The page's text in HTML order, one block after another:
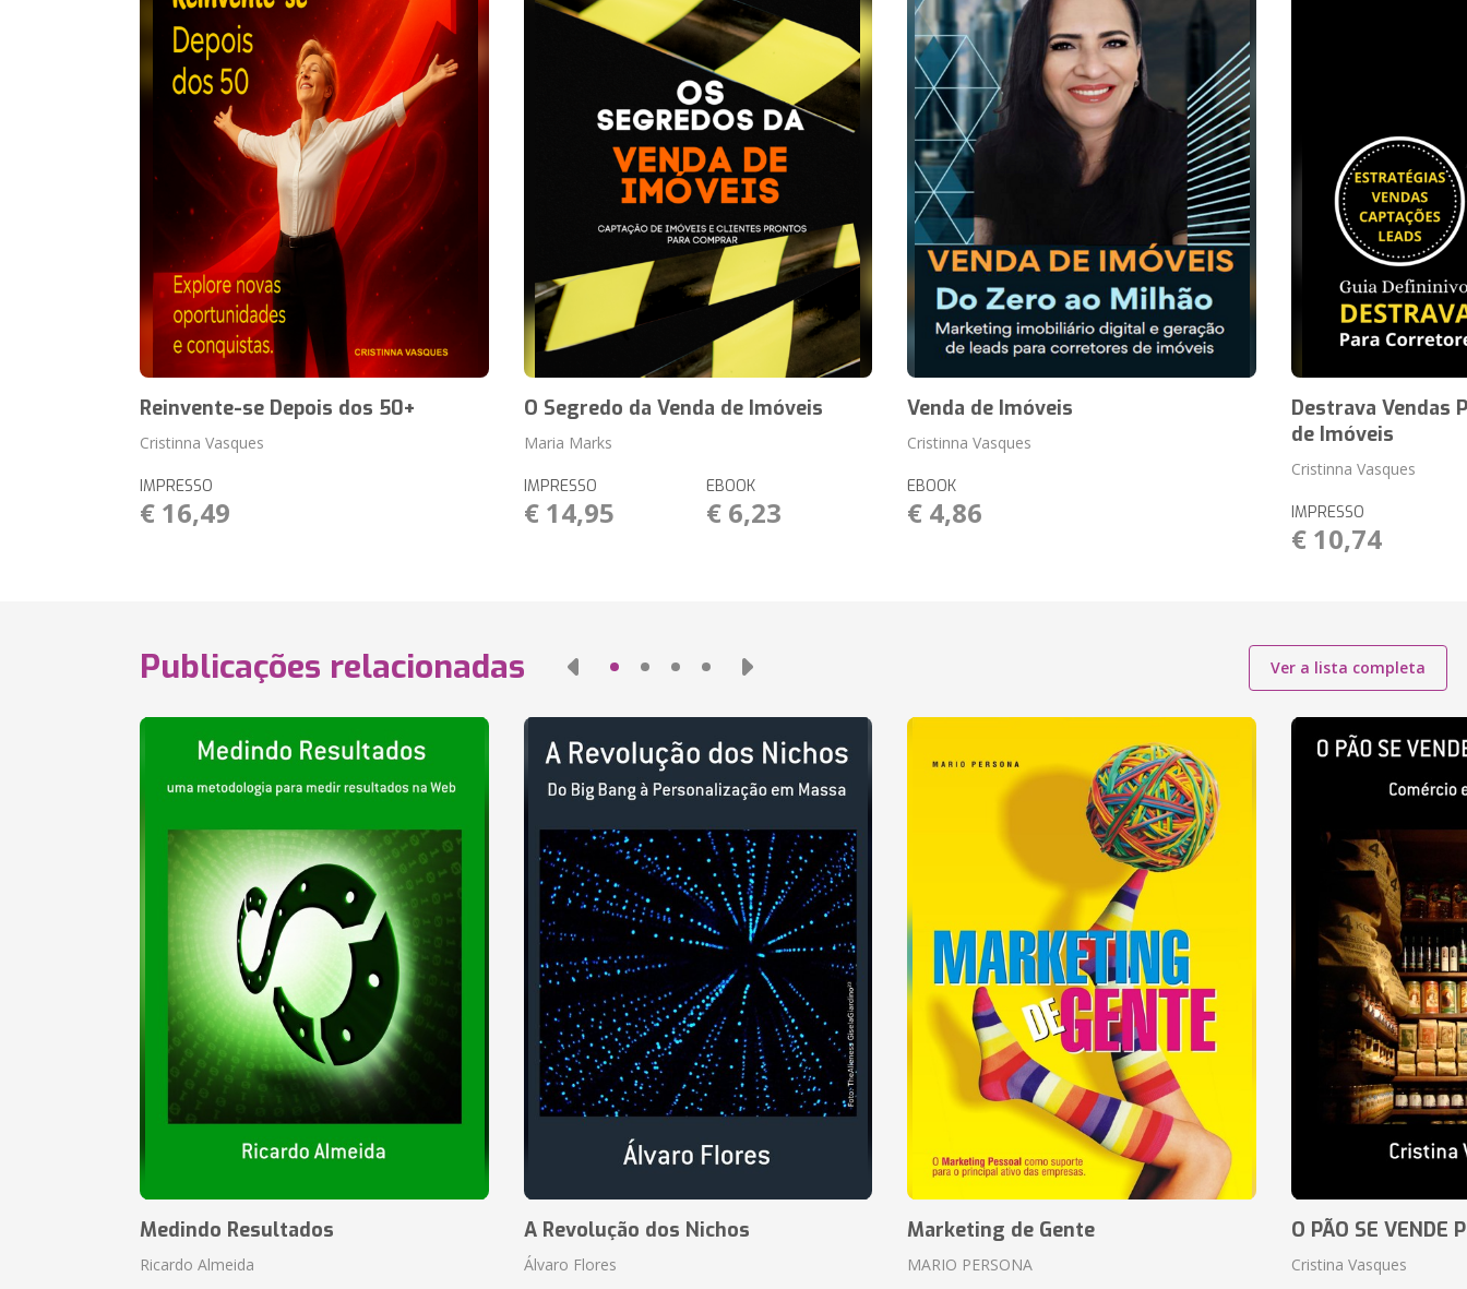
Reinvente-se Depois dos 50+
Cristinna Vasques
IMPRESSO
€ 16,49
O Segredo da Venda de Imóveis
Maria Marks
IMPRESSO
€ 14,95
EBOOK
€ 6,23
Venda de Imóveis
Cristinna Vasques
EBOOK
€ 4,86
Destrava Vendas
de Imóveis
Cristinna Vasques
IMPRESSO
€ 10,74
Publicações relacionadas Ver a lista completa
Medindo Resultados
Ricardo Almeida
A Revolução dos Nichos
Álvaro Flores
Marketing de Gente
MARIO PERSONA
O PÃO SE VENDE
Cristina Vasques